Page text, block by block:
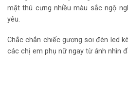
mặt thú cưng nhiều màu sắc ngộ
yêu.
Chắc chắn chiếc gương soi đèn led
các chị em phụ nữ ngay từ ánh nhìn